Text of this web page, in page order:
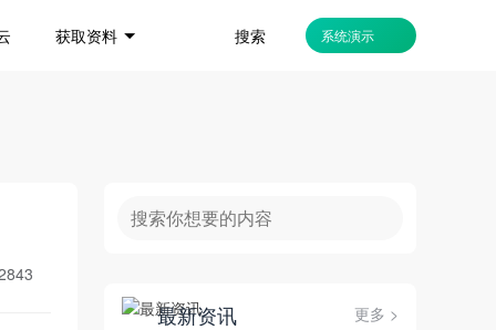
获取资料 搜索 系统演示
最新资讯 更多 >